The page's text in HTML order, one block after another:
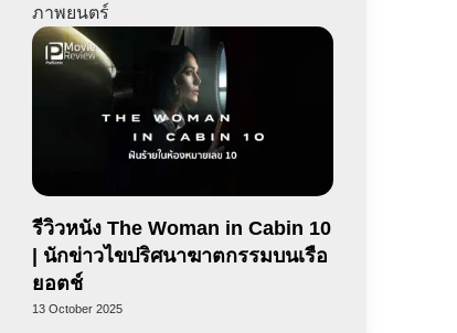
ภาพยนตร์
รีวิวหนัง The Woman in Cabin 10
| นักข่าวไขปริศนาฆาตกรรมบนเรือ
ยอตช์
13 October 2025